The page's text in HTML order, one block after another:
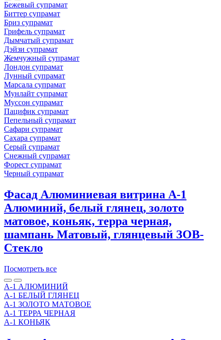
Бежевый супрамат
Биттер супрамат
Бриз супрамат
Грифель супрамат
Дымчатый супрамат
Дэйзи супрамат
Жемчужный супрамат
Лондон супрамат
Лунный супрамат
Марсала супрамат
Мунлайт супрамат
Муссон супрамат
Пацифик супрамат
Пепельный супрамат
Сафари супрамат
Сахара супрамат
Серый супрамат
Снежный супрамат
Форест супрамат
Черный супрамат
Фасад Алюминиевая витрина A-1
Алюминий, белый глянец, золото
матовое, коньяк, терра черная,
шампань Матовый, глянцевый ЗОВ-
Стекло
Посмотреть все
A-1 АЛЮМИНИЙ
A-1 БЕЛЫЙ ГЛЯНЕЦ
A-1 ЗОЛОТО МАТОВОЕ
A-1 ТЕРРА ЧЕРНАЯ
А-1 КОНЬЯК